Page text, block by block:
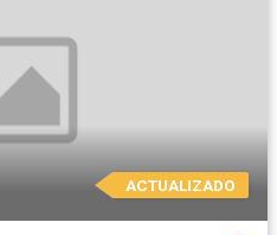
ACTUALIZADO